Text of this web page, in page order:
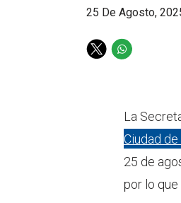
25 De Agosto,
T
W
s
a
p
p
La
Ciudad
25 de
por lo